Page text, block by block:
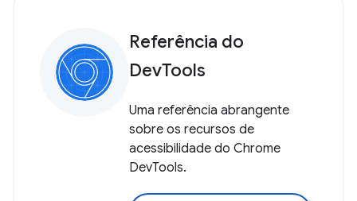
Referência do
DevTools
Uma referência abrangente
sobre os recursos de
acessibilidade do Chrome
DevTools.